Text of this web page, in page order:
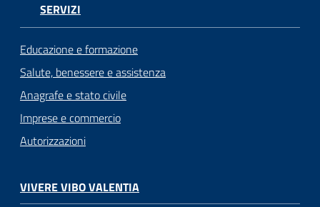
SERVIZI
Educazione e formazione
Salute, benessere e assistenza
Anagrafe e stato civile
Imprese e commercio
Autorizzazioni
VIVERE VIBO VALENTIA